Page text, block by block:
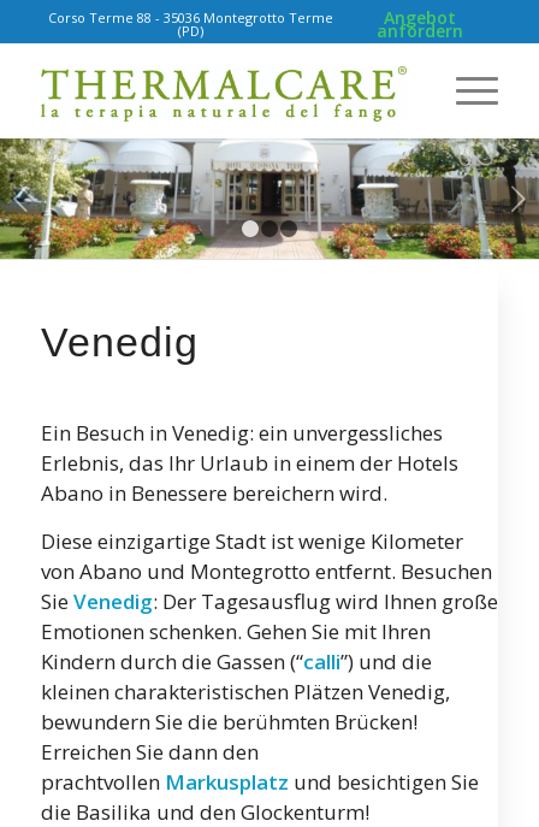
Corso Terme 88 - 35036 Montegrotto Terme
(PD)
Angebot
anfordern
Weiter
1 2 3
Venedig
Ein Besuch in Venedig: ein unvergessliches
Erlebnis, das Ihr Urlaub in einem der Hotels
Abano in Benessere bereichern wird.
Diese einzigartige Stadt ist wenige Kilometer
von Abano und Montegrotto entfernt. Besuchen
SieVenedig: Der Tagesausflug wird Ihnen große
Emotionen schenken. Gehen Sie mit Ihren
Kindern durch die Gassen (“calli”) und die
kleinen charakteristischen Plätzen Venedig,
bewundern Sie die berühmten Brücken!
Erreichen Sie dann den
prachtvollen Markusplatz und besichtigen Sie
die Basilika und den Glockenturm!